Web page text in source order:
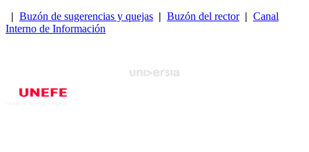
| Buzón de sugerencias y quejas | Buzón del rector| Canal
Interno de Información